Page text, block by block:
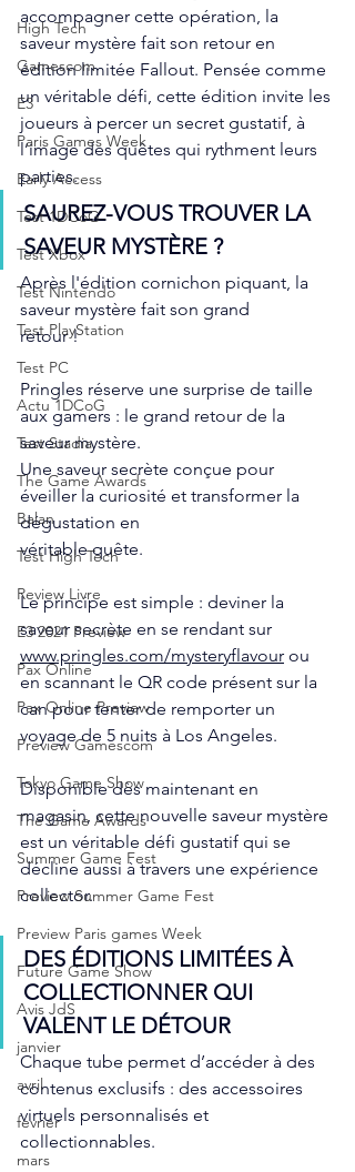
High Tech
Gamescom
E3
Paris Games Week
Early Access
Test 1DCoG
Test Xbox
Test Nintendo
Test PlayStation
Test PC
Actu 1DCoG
Test Stadia
The Game Awards
Balan
Test High Tech
Review Livre
E3 2021 Preview
Pax Online
Pax Online Preview
Preview Gamescom
Tokyo Game Show
The Game Awards
Summer Game Fest
Preview Summer Game Fest
Preview Paris games Week
Future Game Show
Avis JdS
janvier
avril
fevrier
mars
accompagner cette opération, la
saveur mystère fait son retour en
édition limitée Fallout. Pensée comme
un véritable défi, cette édition invite les
joueurs à percer un secret gustatif, à
l’image des quêtes qui rythment leurs
parties.
SAUREZ-VOUS TROUVER LA
SAVEUR MYSTÈRE ?
Après l'édition cornichon piquant, la
saveur mystère fait son grand
retour !
Pringles réserve une surprise de taille
aux gamers : le grand retour de la
saveur mystère.
Une saveur secrète conçue pour
éveiller la curiosité et transformer la
dégustation en
véritable quête.
Le principe est simple : deviner la
saveur secrète en se rendant sur
www.pringles.com/mysteryflavour ou
en scannant le QR code présent sur la
can pour tenter de remporter un
voyage de 5 nuits à Los Angeles.
Disponible dès maintenant en
magasin, cette nouvelle saveur mystère
est un véritable défi gustatif qui se
décline aussi à travers une expérience
collector.
DES ÉDITIONS LIMITÉES À
COLLECTIONNER QUI
VALENT LE DÉTOUR
Chaque tube permet d’accéder à des
contenus exclusifs : des accessoires
virtuels personnalisés et
collectionnables.